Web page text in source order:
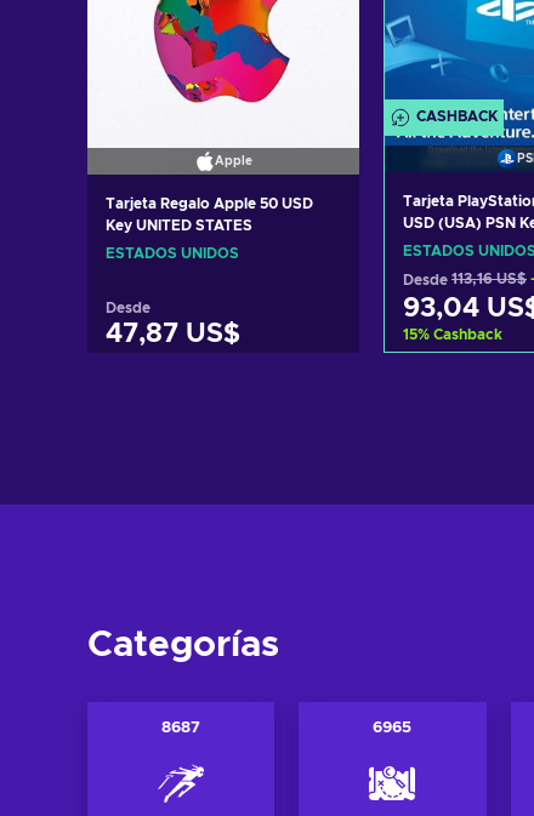
Apple
Tarjeta Regalo Apple 50 USD
Key UNITED STATES
ESTADOS UNIDOS
Desde
47,87 US$
CASHBACK
Tarjeta
USD (USA) PSN
STATES
ESTADOS UNIDOS
Desde 113,16 US$
93,04
15% Cashback
Categorías
8687 6965